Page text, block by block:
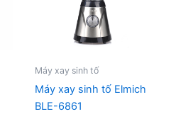
Máy xay sinh tố
Máy xay sinh tố Elmich
BLE-6861